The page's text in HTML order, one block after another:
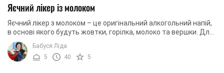
Яєчний лікер із молоком
Яєчний лікер з молоком – це оригінальний алкогольний напій,
в основі якого будуть жовтки, горілка, молоко та вершки. Для
того, щоб лікер мав приємний ...
Бабуся Ліда
5
40 5